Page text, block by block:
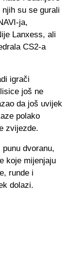
su se gurali
ja,
Lanxess, ali
CS2-a
igrači
još ne
da još uvijek
polako
zvijezde.
dvoranu,
koje mijenjaju
runde i
dolazi.